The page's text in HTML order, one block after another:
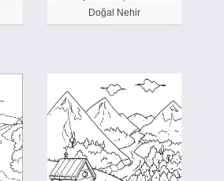
Doğal Nehir